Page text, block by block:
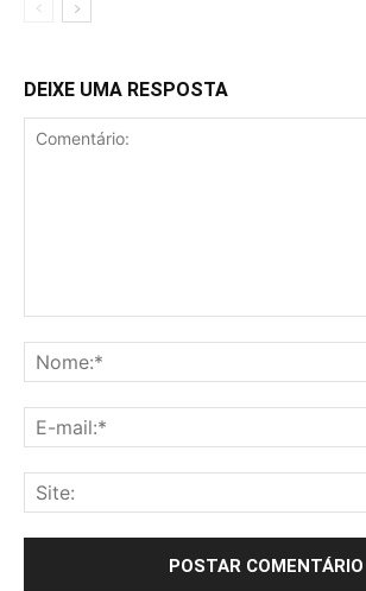
DEIXE UMA RESPOSTA